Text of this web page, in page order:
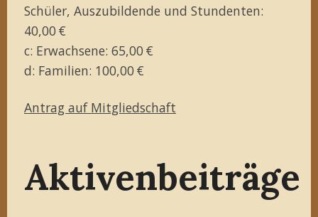
Schüler, Auszubildende und Stundenten:
40,00 €
c: Erwachsene: 65,00 €
d: Familien: 100,00 €
Antrag auf Mitgliedschaft
Aktivenbeiträge